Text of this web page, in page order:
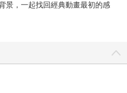
景，一起找回經典動畫最初的感